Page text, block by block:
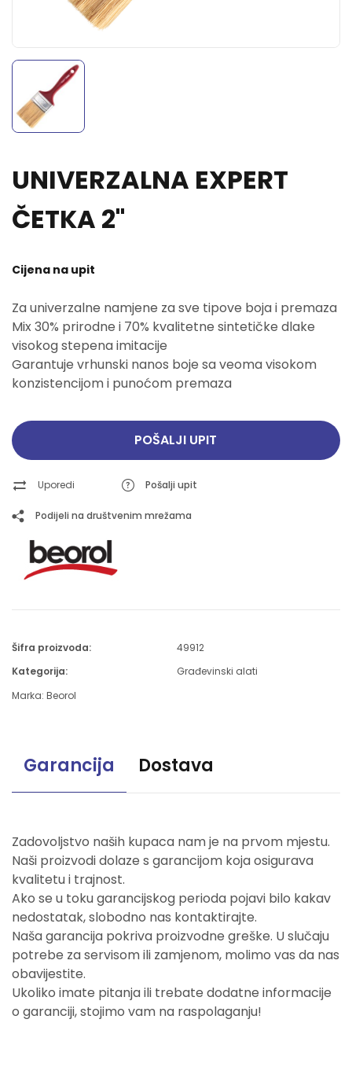
UNIVERZALNA EXPERT
ČETKA 2"
Cijena na upit
Za univerzalne namjene za sve tipove boja i premaza
Mix 30% prirodne i 70% kvalitetne sintetičke dlake
visokog stepena imitacije
Garantuje vrhunski nanos boje sa veoma visokom
konzistencijom i punoćom premaza
POŠALJI UPIT
Uporedi Pošalji upit
Podijeli na društvenim mrežama
Šifra proizvoda:
49912
Kategorija:
Građevinski alati
Marka: Beorol
Garancija Dostava
Zadovoljstvo naših kupaca nam je na prvom mjestu.
Naši proizvodi dolaze s garancijom koja osigurava
kvalitetu i trajnost.
Ako se u toku garancijskog perioda pojavi bilo kakav
nedostatak, slobodno nas kontaktirajte.
Naša garancija pokriva proizvodne greške. U slučaju
potrebe za servisom ili zamjenom, molimo vas da nas
obavijestite.
Ukoliko imate pitanja ili trebate dodatne informacije
o garanciji, stojimo vam na raspolaganju!